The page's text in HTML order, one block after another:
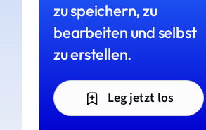
zu speichern, zu
bearbeiten und selbst
zu erstellen.
Leg jetzt los